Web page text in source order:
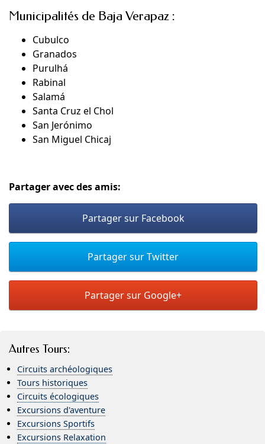
Municipalités de Baja Verapaz :
Cubulco
Granados
Purulhá
Rabinal
Salamá
Santa Cruz el Chol
San Jerónimo
San Miguel Chicaj
Partager avec des amis:
Partager sur Facebook
Partager sur Twitter
Partager sur Google+
Autres Tours:
Circuits archéologiques
Tours historiques
Circuits écologiques
Excursions d'aventure
Excursions Sportifs
Excursions Relaxation